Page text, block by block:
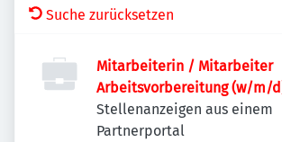
Suche zurücksetzen
Mitarbeiterin / Mitarbeiter
Arbeitsvorbereitung (w/m/
Stellenanzeigen aus einem
Partnerportal